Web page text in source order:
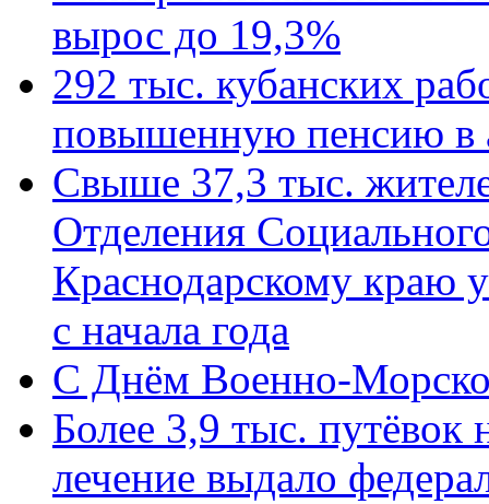
вырос до 19,3%
292 тыс. кубанских
повышенную пенсию в
Свыше 37,3 тыс.
Отделения
Краснодарскому краю
с начала года
C Днём Военно-
Более 3,9 тыс. путёвок
лечение выдало